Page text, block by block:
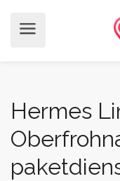
Hermes